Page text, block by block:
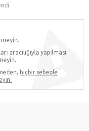
aracılığıyla yapılması
hiçbir sebeple